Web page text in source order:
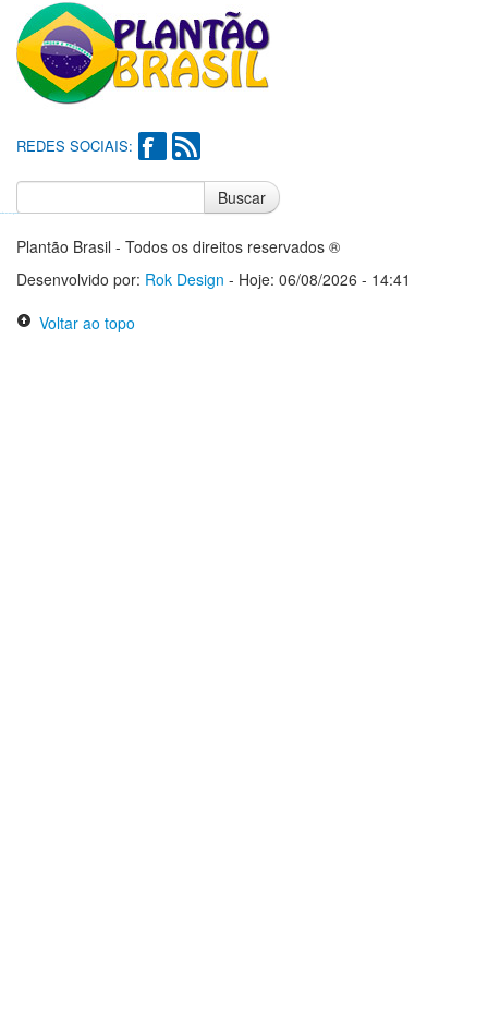
REDES SOCIAIS:
Buscar
Plantão Brasil - Todos os direitos reservados ®
Desenvolvido por: Rok Design - Hoje: 06/08/2026 - 14:41
Voltar ao topo